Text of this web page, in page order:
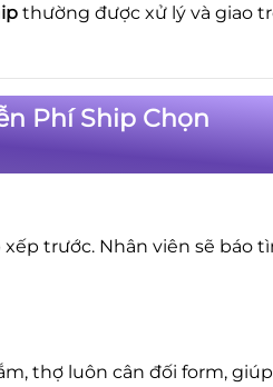
thường được xử lý và giao
Phí Ship Chọn
trước. Nhân viên sẽ báo
thợ luôn cân đối form,